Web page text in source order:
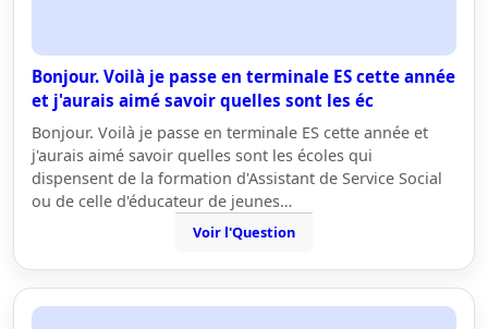
Bonjour. Voilà je passe en terminale ES cette année
et j'aurais aimé savoir quelles sont les éc
Bonjour. Voilà je passe en terminale ES cette année et
j'aurais aimé savoir quelles sont les écoles qui
dispensent de la formation d'Assistant de Service Social
ou de celle d'éducateur de jeunes…
Voir l'Question